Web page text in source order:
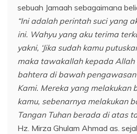
sebuah Jamaah sebagaimana
“Ini adalah perintah suci yang
ini. Wahyu yang aku terima
yakni, ‘Jika sudah kamu
maka tawakallah kepada
bahtera di bawah
Kami. Mereka yang melakukan
kamu, sebenarnya melakukan
Tangan Tuhan berada di atas
Hz. Mirza Ghulam Ahmad as.